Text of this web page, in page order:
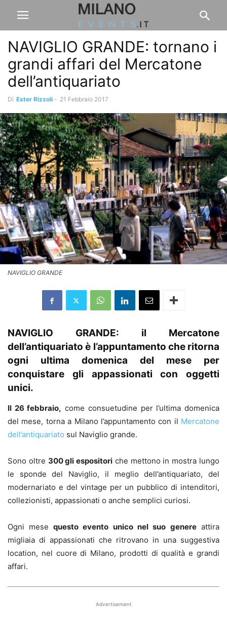
NAVIGLIO GRANDE: tornano i
grandi affari del Mercatone
dell’antiquariato
Di Ester Rizzoli - 21 Febbraio 2017
NAVIGLIO GRANDE
NAVIGLIO GRANDE: il Mercatone
dell’antiquariato è l’appuntamento che ritorna
ogni ultima domenica del mese per
conquistare gli appassionati con oggetti
unici.
Il 26 febbraio, come consuetudine per l’ultima domenica
del mese, torna a Milano l’appuntamento con il Mercatone
dell’antiquariato sul Naviglio grande.
Sono oltre 300 gli espositori che mettono in mostra lungo
le sponde del Naviglio, il meglio dell’antiquariato, del
modernariato e del vintage per un pubblico di intenditori,
collezionisti, appassionati o anche semplici curiosi.
Ogni mese questo evento unico nel suo genereattira
migliaia di appassionati che ritrovano in una suggestiva
location, nel cuore di Milano, prodotti di qualità e grandi
affari.
Advertisement